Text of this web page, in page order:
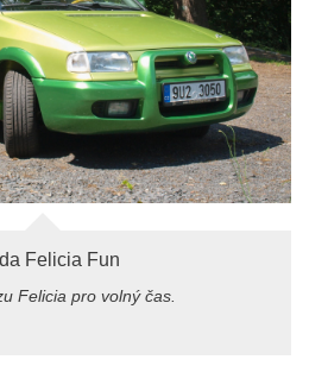
Felicia Fun
Felicia pro volný čas.